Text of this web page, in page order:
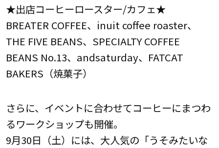
★出店コーヒーロースター/カフェ★
BREATER COFFEE、inuit coffee roaster、
THE FIVE BEANS、SPECIALTY COFFEE
BEANS No.13、andsaturday、FATCAT
BAKERS（焼菓子）
さらに、イベントに合わせてコーヒーにまつわ
るワークショップも開催。
9月30日（土）には、大人気の「うそみたいな